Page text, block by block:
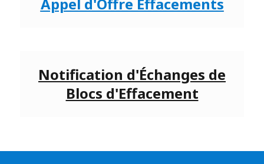
Notification d'Échanges de
Blocs d'Effacement